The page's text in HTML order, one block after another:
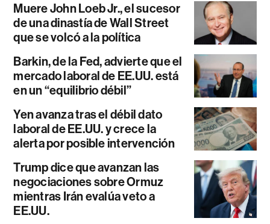
Muere John Loeb Jr., el sucesor
de una dinastía de Wall Street
que se volcó a la política
Barkin, de la Fed, advierte que el
mercado laboral de EE.UU. está
en un “equilibrio débil”
Yen avanza tras el débil dato
laboral de EE.UU. y crece la
alerta por posible intervención
Trump dice que avanzan las
negociaciones sobre Ormuz
mientras Irán evalúa veto a
EE.UU.